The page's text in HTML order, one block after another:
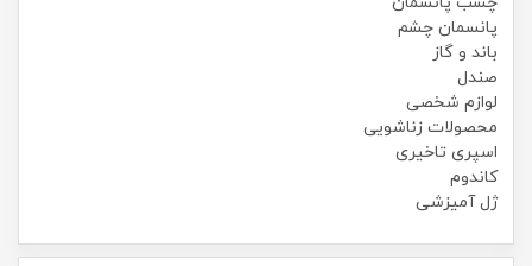
پانسمان چشم
باند و گاز
صندل
لوازم شخصی
محصولات زناشویی
اسپری تاخیری
کاندوم
ژل آمیزشی